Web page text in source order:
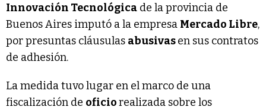
Innovación Tecnológica de la provincia de
Buenos Aires imputó a la empresa Mercado Libre,
por presuntas cláusulas abusivasen sus contratos
de adhesión.
La medida tuvo lugar en el marco de una
fiscalización de oficiorealizada sobre los